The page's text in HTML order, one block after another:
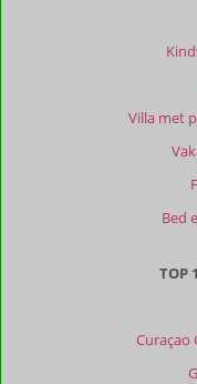
Villa met
Bed
TOP
Curaçao